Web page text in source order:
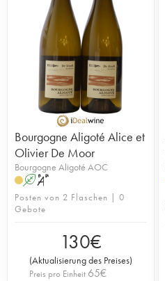
Bourgogne Aligoté Alice et
Olivier De Moor
Bourgogne Aligoté AOC
A S
Posten von 2 Flaschen | 0
Gebote
130€
(Aktualisierung des Preises)
Preis pro Einheit 65€